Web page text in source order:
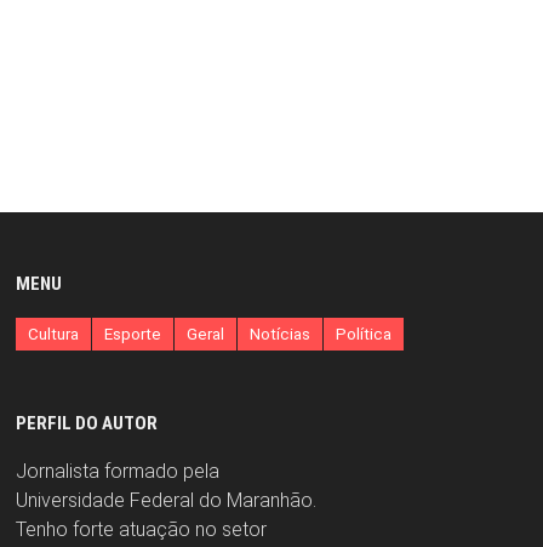
MENU
Cultura Esporte Geral Notícias Política
PERFIL DO AUTOR
Jornalista formado pela
Universidade Federal do Maranhão.
Tenho forte atuação no setor